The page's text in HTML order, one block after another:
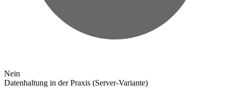
Nein
Datenhaltung in der Praxis (Server-Variante)